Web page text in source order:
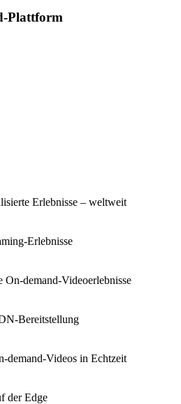
Plattform
Erlebnisse – weltweit
Erlebnisse
On-demand-Videoerlebnisse
Bereitstellung
demand-Videos in Echtzeit
der Edge